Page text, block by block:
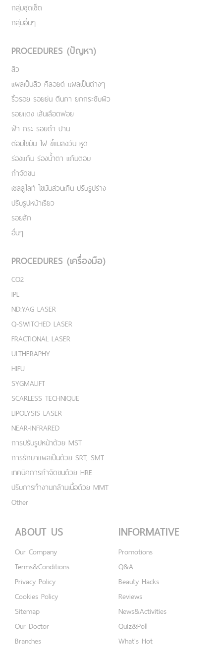
กลุ่มชุดเซ็ต
กลุ่มอื่นๆ
PROCEDURES (ปัญหา)
สิว
แผลเป็นสิว คีลอยด์ แผลเป็นต่างๆ
ริ้วรอย รอยย่น ตีนกา ยกกระชับผิว
รอยแดง เส้นเลือดฟอย
ฝ้า กระ รอยดำ ปาน
ต่อมไขมัน ไฝ ขี้แมลงวัน หูด
ร่องแก้ม ร่องน้ำตา แก้มตอบ
กำจัดขน
เชลลูไลท์ ไขมันส่วนเกิน ปรับรูปร่าง
ปรับรูปหน้าเรียว
รอยสัก
อื่นๆ
PROCEDURES (เครื่องมือ)
CO2
IPL
ND:YAG LASER
Q-SWITCHED LASER
FRACTIONAL LASER
ULTHERAPHY
HIFU
SYGMALIFT
SCARLESS TECHNIQUE
LIPOLYSIS LASER
NEAR-INFRARED
การปรับรูปหน้าด้วย MST
การรักษาแผลเป็นด้วย SRT, SMT
เทคนิคการกำจัดขนด้วย HRE
ปรับการทำงานกล้ามเนื้อด้วย MMT
Other
ABOUT US
Our Company
Terms&Conditions
Privacy Policy
Cookies Policy
Sitemap
Our Doctor
Branches
INFORMATIVE
Promotions
Q&A
Beauty Hacks
Reviews
News&Activities
Quiz&Poll
What's Hot